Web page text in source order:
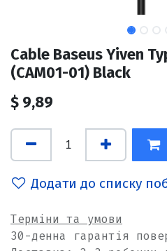
Cable Baseus Yiven
(CAM01-01) Black
$ 9,89
Додати до списку
Терміни та умови
30-денна гарантія